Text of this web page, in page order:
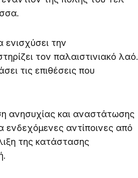
ενισχύσει την
τον παλαιστινιακό λαό.
τις επιθέσεις που
ανησυχίας και αναστάτωσης
ενδεχόμενες αντίποινες από
της κατάστασης